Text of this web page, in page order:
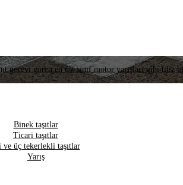
görevi gören en üst sınıf motor yarışları gibi titiz
Binek taşıtlar
Ticari taşıtlar
ve üç tekerlekli taşıtlar
Yarış